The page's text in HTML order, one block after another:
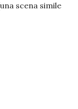
scena simile